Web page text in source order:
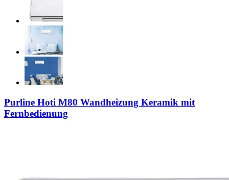
Purline Hoti M80 Wandheizung Keramik mit
Fernbedienung